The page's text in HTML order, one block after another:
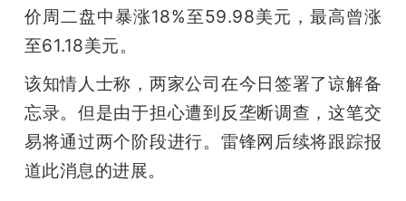
心
专
题
价周二盘中暴涨18%至59.98美元，最高曾涨
至61.18美元。
该知情人士称，两家公司在今日签署了谅解备
忘录。但是由于担心遭到反垄断调查，这笔交
易将通过两个阶段进行。雷锋网后续将跟踪报
道此消息的进展。